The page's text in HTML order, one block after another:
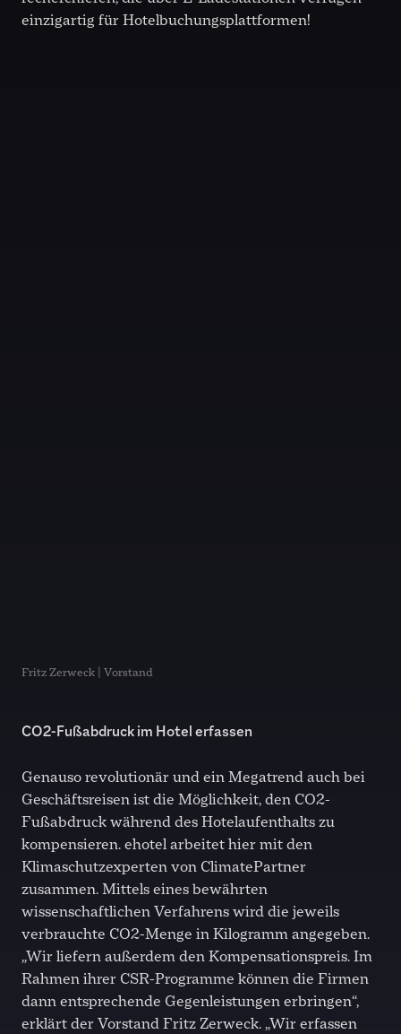
einzigartig für Hotelbuchungsplattformen!
Fritz Zerweck | Vorstand
CO2-Fußabdruck im Hotel erfassen
Genauso revolutionär und ein Megatrend auch bei
Geschäftsreisen ist die Möglichkeit, den CO2-
Fußabdruck während des Hotelaufenthalts zu
kompensieren. ehotel arbeitet hier mit den
Klimaschutzexperten von ClimatePartner
zusammen. Mittels eines bewährten
wissenschaftlichen Verfahrens wird die jeweils
verbrauchte CO2-Menge in Kilogramm angegeben.
„Wir liefern außerdem den Kompensationspreis. Im
Rahmen ihrer CSR-Programme können die Firmen
dann entsprechende Gegenleistungen erbringen“,
erklärt der Vorstand Fritz Zerweck. „Wir erfassen